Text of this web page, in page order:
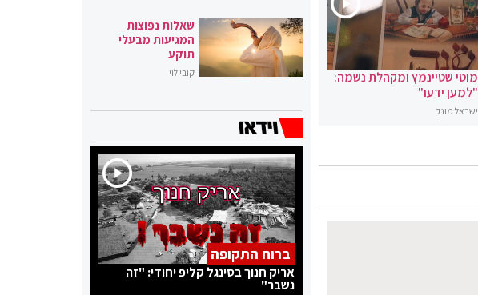
מוטי שטיינמץ ומקהלת נשמה:
"למען ידעו"
ישראל מונק
שאלות נפוצות
המגיעות מבעלי
תוקע
קובי לוי
ברוח התקופה
אריק חנוך בסינגל קליפ יחודי: "זה
נשבר"